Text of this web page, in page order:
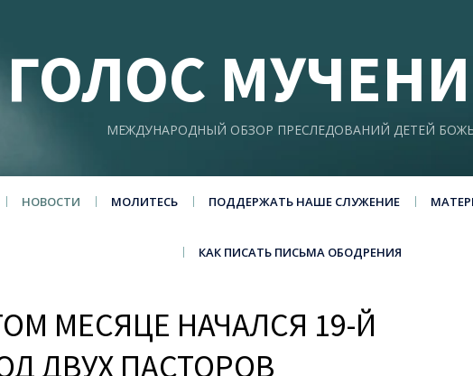
ГОЛОС
МЕЖДУНАРОДНЫЙ ОБЗОР ПРЕСЛЕДОВАНИЙ ДЕТЕЙ
НОВОСТИ МОЛИТЕСЬ ПОДДЕРЖАТЬ НАШЕ СЛУЖЕНИЕ
КАК ПИСАТЬ ПИСЬМА ОБОДРЕНИЯ
МЕСЯЦЕ НАЧАЛСЯ 19-Й
ДВУХ ПАСТОРОВ